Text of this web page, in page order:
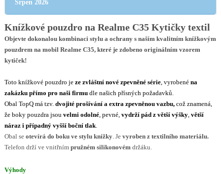
Srpen 2026
Knížkové pouzdro na Realme C35 Kytičky textil
Objevte dokonalou kombinaci stylu a ochrany s naším kvalitním knížkovým
pouzdrem na mobil Realme C35, které je zdobeno originálním vzorem
kytiček!
Toto knížkové pouzdro je ze zvláštní nové zpevněné série, vyrobené na
zakázku přímo pro naši firmudle našich přísných požadavků.
Obal TopQ má tzv. dvojité prošívání a extra zpevněnou vazbu, což znamená,
že boky pouzdra jsou velmi odolné, pevné, vydrží pád z větší výšky, větší
náraz i případný vyšší boční tlak.
Obal se otevírá do boku ve stylu knížky. Jevyroben z textilního materiálu.
Telefon drží ve vnitřnímpružném silikonovém držáku.
Výhody